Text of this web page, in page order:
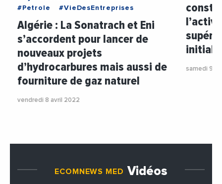
#Petrole
#VieDesEntreprises
Algérie : La Sonatrach et Eni
s’accordent pour lancer de
nouveaux projets
d’hydrocarbures mais aussi de
fourniture de gaz naturel
vendredi 8 avril 2022
samedi 9
ECOMNEWS MED Vidéos